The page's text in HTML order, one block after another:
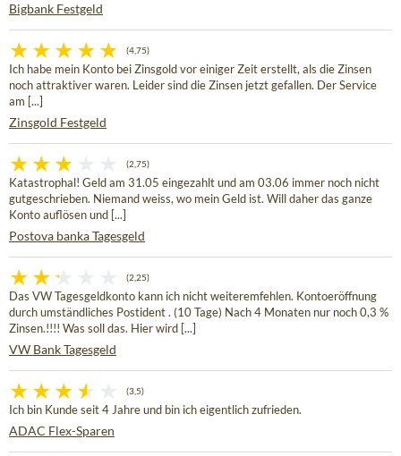
Bigbank Festgeld
(4,75)
Ich habe mein Konto bei Zinsgold vor einiger Zeit erstellt, als die Zinsen
noch attraktiver waren. Leider sind die Zinsen jetzt gefallen. Der Service
am [...]
Zinsgold Festgeld
(2,75)
Katastrophal! Geld am 31.05 eingezahlt und am 03.06 immer noch nicht
gutgeschrieben. Niemand weiss, wo mein Geld ist. Will daher das ganze
Konto auflösen und [...]
Postova banka Tagesgeld
(2,25)
Das VW Tagesgeldkonto kann ich nicht weiteremfehlen. Kontoeröffnung
durch umständliches Postident . (10 Tage) Nach 4 Monaten nur noch 0,3 %
Zinsen.!!!! Was soll das. Hier wird [...]
VW Bank Tagesgeld
(3,5)
Ich bin Kunde seit 4 Jahre und bin ich eigentlich zufrieden.
ADAC Flex-Sparen